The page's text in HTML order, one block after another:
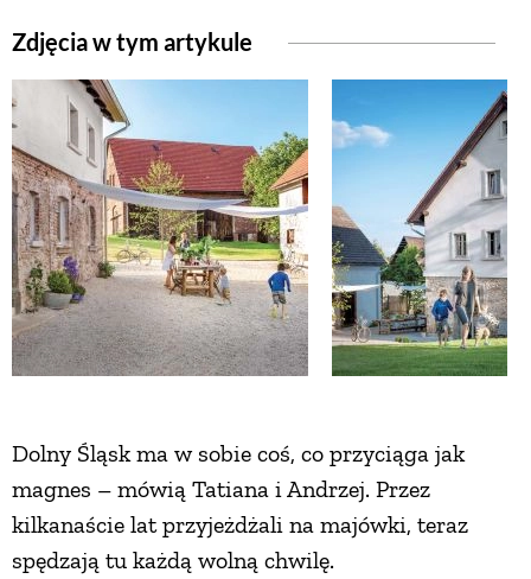
Zdjęcia w tym artykule
Dolny Śląsk ma w sobie coś, co przyciąga jak
magnes – mówią Tatiana i Andrzej. Przez
kilkanaście lat przyjeżdżali na majówki, teraz
spędzają tu każdą wolną chwilę.